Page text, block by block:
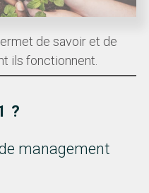
de savoir et de
ils fonctionnent.
?
management